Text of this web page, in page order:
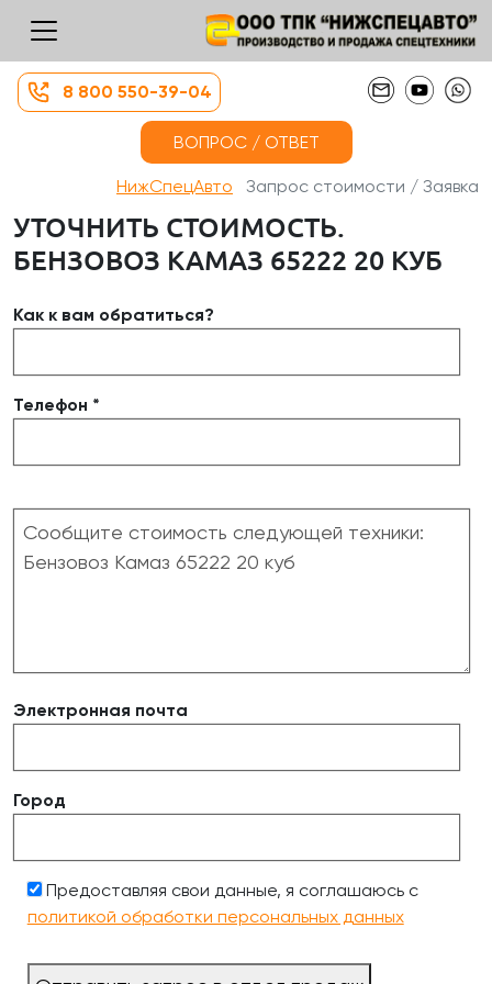
8 800 550-39-04
ВОПРОС / ОТВЕТ
НижСпецАвто Запрос стоимости / Заявка
УТОЧНИТЬ СТОИМОСТЬ.
БЕНЗОВОЗ КАМАЗ 65222 20 КУБ
Как к вам обратиться?
Телефон *
Электронная почта
Город
Предоставляя свои данные, я соглашаюсь с
политикой обработки персональных данных